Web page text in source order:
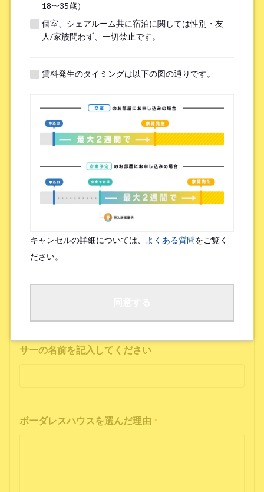
※無職の方は無しとご記入ください
提携機関 ※以下の提携機関に所属されている方はお選び下さい。
ボーダレスハウスを知ったきっかけ *
検索エンジン（Google／Yahoo! など）
広告を見て（Google広告／SNS広告 など）
物件ポータルサイト
ブログやWeb記事を読んで
友人/知人からの口コミ
所属先からの紹介
SNSインフルエンサーの投稿を見た
サーの名前を記入してください
ボーダレスハウスを選んだ理由 *
18〜35歳）
個室、シェアルーム共に宿泊に関しては性別・友
人/家族問わず、一切禁止です。
賃料発生のタイミングは以下の図の通りです。
キャンセルの詳細については、 よくある質問をご覧く
ださい。